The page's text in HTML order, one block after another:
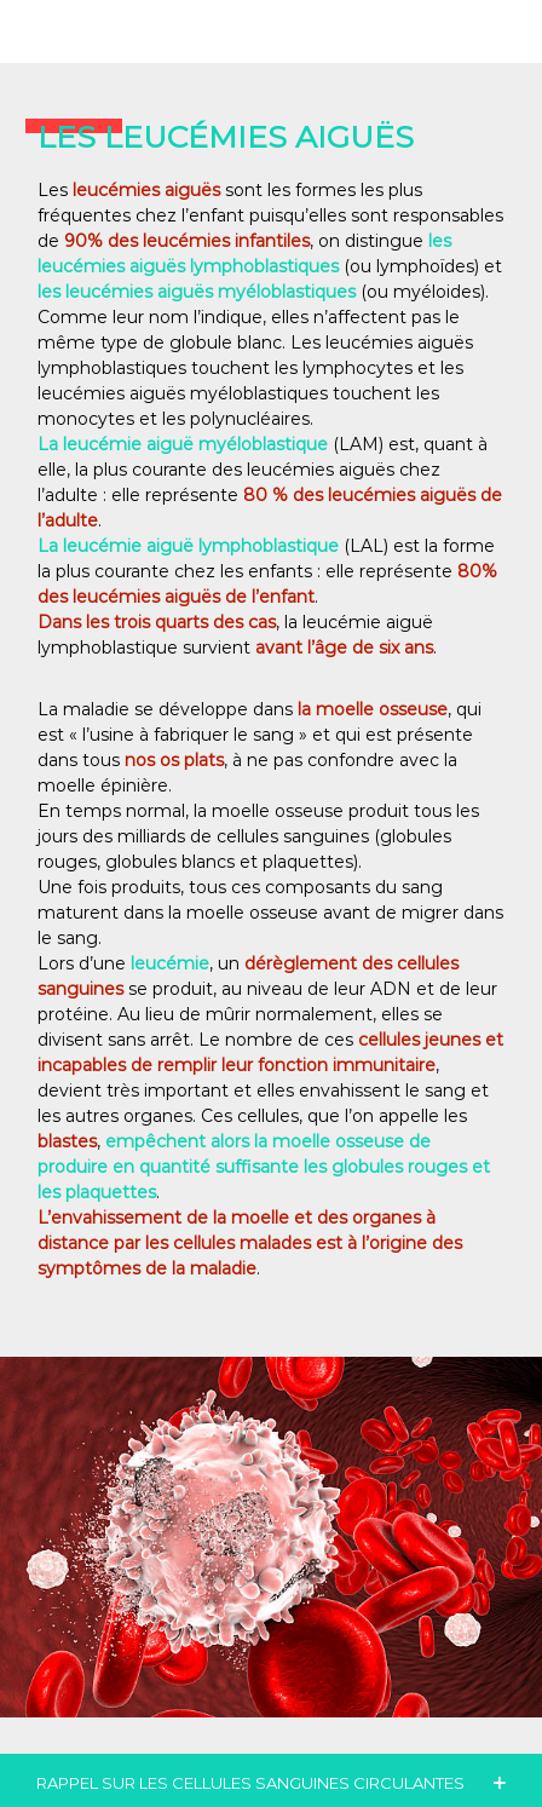
RAPPEL SUR LES CELLULES SANGUINES CIRCULANTES
LES LEUCÉMIES AIGUËS
Les leucémies aiguëssont les formes les plus
fréquentes chez l’enfant puisqu’elles sont responsables
de 90% des leucémies infantiles, on distingue les
leucémies aiguës lymphoblastiques(ou lymphoïdes) et
les leucémies aiguës myéloblastiques(ou myéloides).
Comme leur nom l’indique, elles n’affectent pas le
même type de globule blanc. Les leucémies aiguës
lymphoblastiques touchent les lymphocytes et les
leucémies aiguës myéloblastiques touchent les
monocytes et les polynucléaires.
La leucémie aiguë myéloblastique (LAM) est, quant à
elle, la plus courante des leucémies aiguës chez
l’adulte : elle représente 80 % des leucémies aiguës de
l’adulte.
La leucémie aiguë lymphoblastique (LAL) est la forme
la plus courante chez les enfants : elle représente 80%
des leucémies aiguës de l’enfant.
Dans les trois quarts des cas, la leucémie aiguë
lymphoblastique survient avant l’âge de six ans.
La maladie se développe dans la moelle osseuse, qui
est « l’usine à fabriquer le sang » et qui est présente
dans tous nos os plats, à ne pas confondre avec la
moelle épinière.
En temps normal, la moelle osseuse produit tous les
jours des milliards de cellules sanguines (globules
rouges, globules blancs et plaquettes).
Une fois produits, tous ces composants du sang
maturent dans la moelle osseuse avant de migrer dans
le sang.
Lors d’une leucémie, un dérèglement des cellules
sanguinesse produit, au niveau de leur ADN et de leur
protéine. Au lieu de mûrir normalement, elles se
divisent sans arrêt. Le nombre de ces cellules jeunes et
incapables de remplir leur fonction immunitaire,
devient très important et elles envahissent le sang et
les autres organes. Ces cellules, que l’on appelle les
blastes, empêchent alors la moelle osseuse de
produire en quantité suffisante les globules rouges et
les plaquettes.
L’envahissement de la moelle et des organes à
distance par les cellules malades est à l’origine des
symptômes de la maladie.